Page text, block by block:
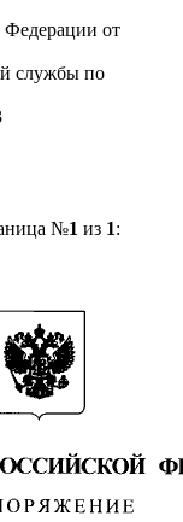
Федерации от
службы по
№1 из 1: